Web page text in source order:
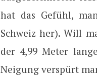
hat das Gefühl,
Schweiz her). Will
der 4,99 Meter
Neigung verspürt